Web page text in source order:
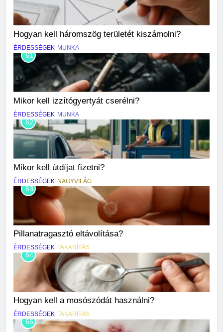
Hogyan kell háromszög területét kiszámolni?
ÉRDESSÉGEK MUNKA
61
Mikor kell izzítógyertyát cserélni?
ÉRDESSÉGEK MUNKA
62
Mikor kell útdíjat fizetni?
ÉRDESSÉGEK NAGYVILÁG
63
Pillanatragasztó eltávolítása?
ÉRDESSÉGEK TAKARÍTÁS
64
Hogyan kell a mosószódát használni?
ÉRDESSÉGEK TAKARÍTÁS
65